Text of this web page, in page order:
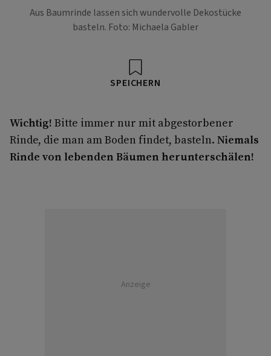
Aus Baumrinde lassen sich wundervolle Dekostücke
basteln. Foto: Michaela Gabler
SPEICHERN
Wichtig! Bitte immer nur mit abgestorbener
Rinde, die man am Boden findet, basteln. Niemals
Rinde von lebenden Bäumen herunterschälen!
Anzeige